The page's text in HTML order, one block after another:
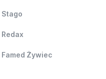
Stago
Redax
Famed Żywiec